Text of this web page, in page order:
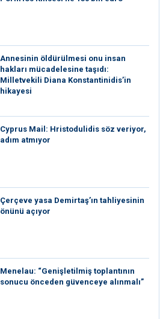
Annesinin öldürülmesi onu insan
hakları mücadelesine taşıdı:
Milletvekili Diana Konstantinidis’in
hikayesi
⁠Cyprus Mail: Hristodulidis söz veriyor,
adım atmıyor
Çerçeve yasa Demirtaş’ın tahliyesinin
önünü açıyor
Menelau: “Genişletilmiş toplantının
sonucu önceden güvenceye alınmalı”